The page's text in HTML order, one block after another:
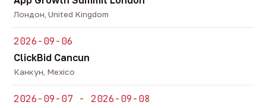
Лондон, United Kingdom
2026-09-06
ClickBid Cancun
Канкун, Mexico
2026-09-07 - 2026-09-08